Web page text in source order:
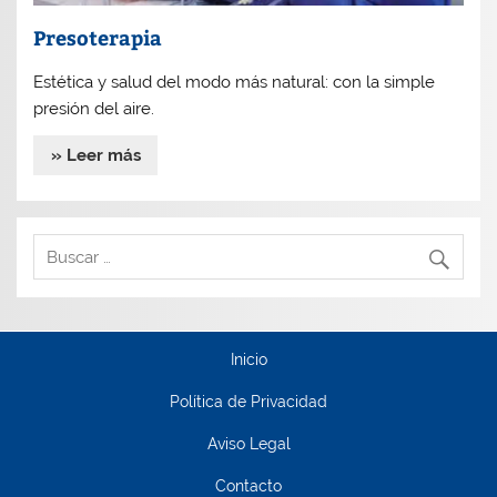
Presoterapia
Estética y salud del modo más natural: con la simple
presión del aire.
» Leer más
Inicio
Política de Privacidad
Aviso Legal
Contacto